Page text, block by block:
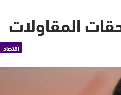
المقاولات
اقتصاد